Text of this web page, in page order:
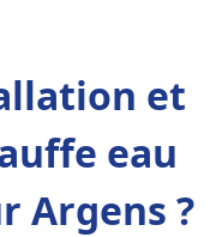
et
eau
Argens ?